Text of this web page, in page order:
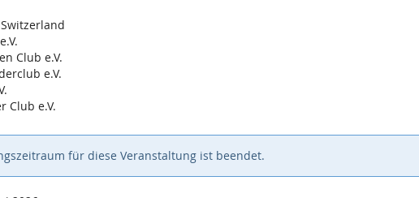
Club e.V.
e.V.
Club e.V.
für diese Veranstaltung ist beendet.